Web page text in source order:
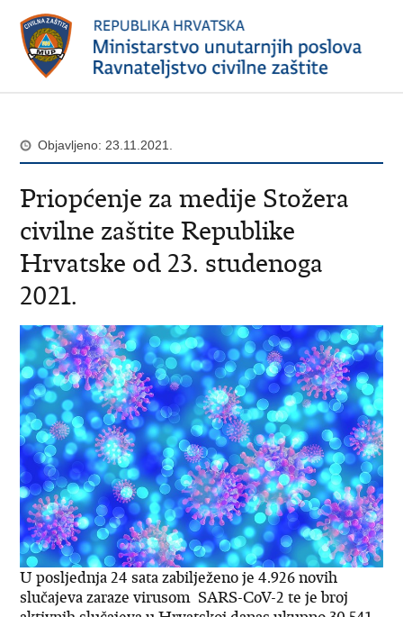
Objavljeno: 23.11.2021.
Priopćenje za medije Stožera
civilne zaštite Republike
Hrvatske od 23. studenoga
2021.
U posljednja 24 sata zabilježeno je 4.926 novih
slučajeva zaraze virusom SARS-CoV-2 te je broj